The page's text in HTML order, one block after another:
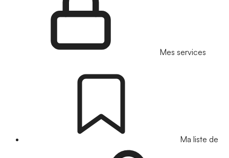
Mes services
Ma liste de